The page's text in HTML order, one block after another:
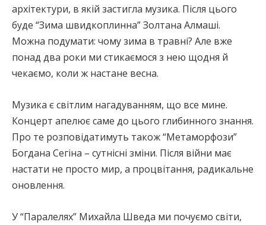
архітектури, в якій застигла музика. Після цього
буде “Зима швидкоплинна” Золтана Алмаші.
Можна подумати: чому зима в травні? Але вже
понад два роки ми стикаємося з нею щодня й
чекаємо, коли ж настане весна.
Музика є світлим нагадуванням, що все мине.
Концерт апелює саме до цього глибинного знання.
Про те розповідатимуть також “Метаморфози”
Богдана Сегіна – сутнісні зміни. Після війни має
настати не просто мир, а процвітання, радикальне
оновлення.
У “Паралелях” Михайла Шведа ми почуємо світи,